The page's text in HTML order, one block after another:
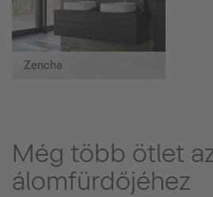
Zencha
Még több ötlet
álomfürdőjéhez